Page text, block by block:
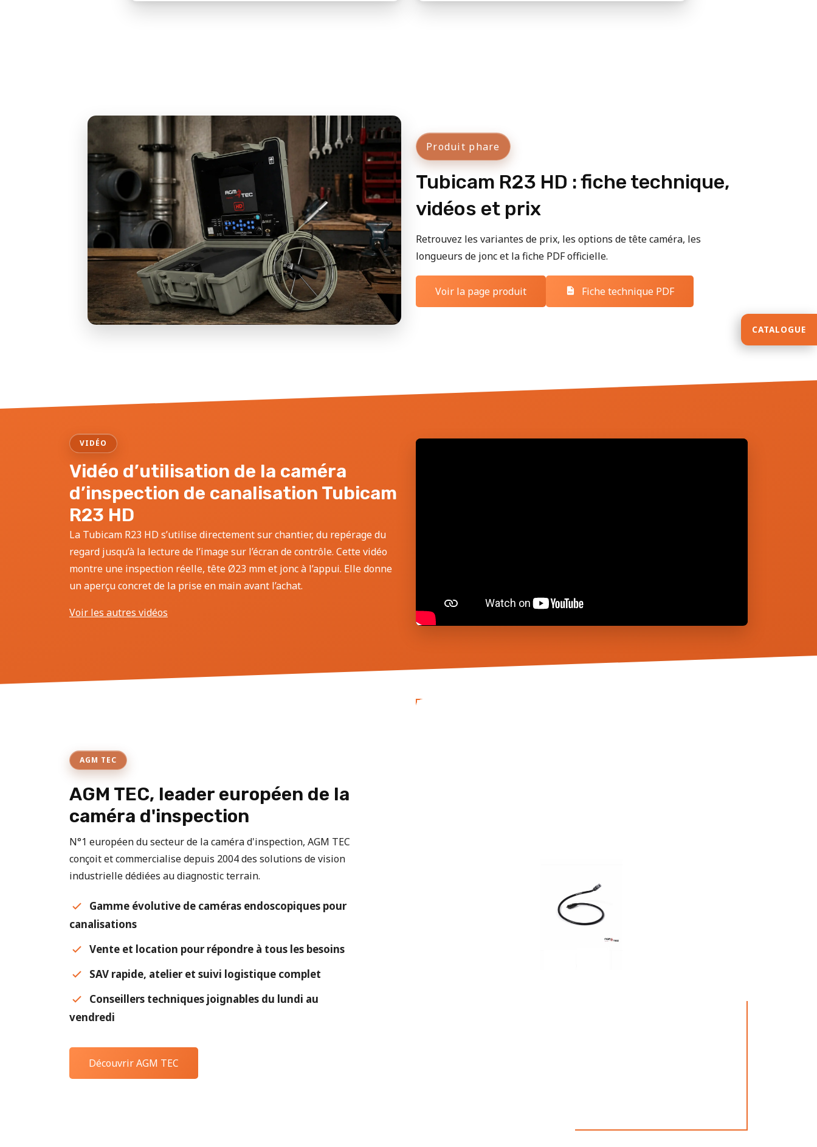
Produit phare
Tubicam R23 HD : fiche technique,
vidéos et prix
Retrouvez les variantes de prix, les options de tête caméra, les
longueurs de jonc et la fiche PDF officielle.
Voir la page produit Fiche technique PDF
VIDÉO
Vidéo d’utilisation de la caméra
d’inspection de canalisation Tubicam
R23 HD
La Tubicam R23 HD s’utilise directement sur chantier, du repérage du
regard jusqu’à la lecture de l’image sur l’écran de contrôle. Cette vidéo
montre une inspection réelle, tête Ø23 mm et jonc à l’appui. Elle donne
un aperçu concret de la prise en main avant l’achat.
Voir les autres vidéos
AGM TEC
AGM TEC, leader européen de la
caméra d'inspection
N°1 européen du secteur de la caméra d'inspection, AGM TEC
conçoit et commercialise depuis 2004 des solutions de vision
industrielle dédiées au diagnostic terrain.
Gamme évolutive de caméras endoscopiques pour
canalisations
Vente et location pour répondre à tous les besoins
SAV rapide, atelier et suivi logistique complet
Conseillers techniques joignables du lundi au
vendredi
Découvrir AGM TEC
CATALOGUE